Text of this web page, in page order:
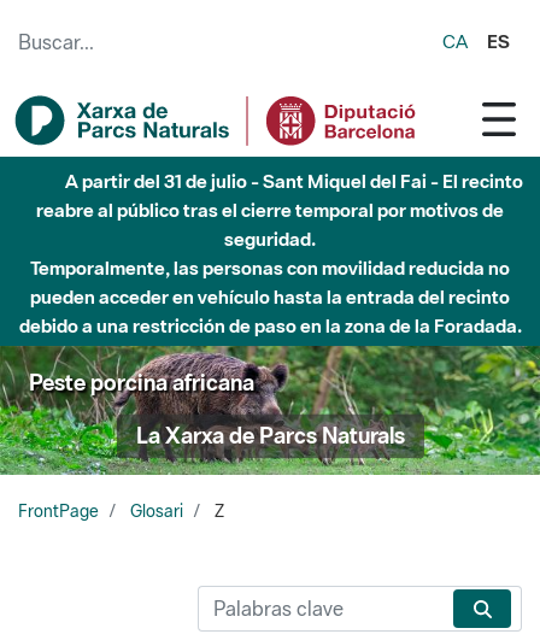
CA ES
A partir del 31 de julio - Sant Miquel del Fai - El recinto
reabre al público tras el cierre temporal por motivos de
seguridad.
Temporalmente, las personas con movilidad reducida no
pueden acceder en vehículo hasta la entrada del recinto
debido a una restricción de paso en la zona de la Foradada.
Peste porcina africana
La Xarxa de Parcs Naturals
FrontPage Glosari Z